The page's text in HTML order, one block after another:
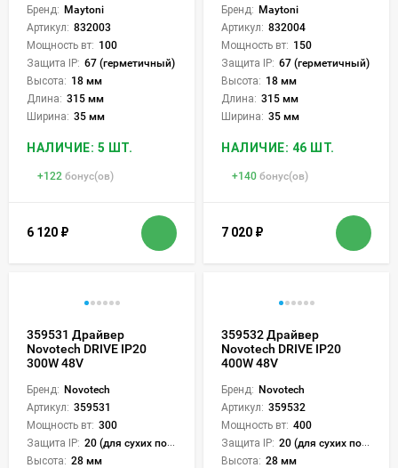
Бренд: Maytoni
Артикул: 832003
Мощность вт: 100
Защита IP: 67 (герметичный)
Высота: 18 мм
Длина: 315 мм
Ширина: 35 мм
НАЛИЧИЕ: 5 ШТ.
+122 бонус(ов)
6 120 ₽
Бренд: Maytoni
Артикул: 832004
Мощность вт: 150
Защита IP: 67 (герметичный)
Высота: 18 мм
Длина: 315 мм
Ширина: 35 мм
НАЛИЧИЕ: 46 ШТ.
+140 бонус(ов)
7 020 ₽
359531 Драйвер
Novotech DRIVE IP20
300W 48V
Бренд: Novotech
Артикул: 359531
Мощность вт: 300
Защита IP: 20 (для сухих пом.)
Высота: 28 мм
359532 Драйвер
Novotech DRIVE IP20
400W 48V
Бренд: Novotech
Артикул: 359532
Мощность вт: 400
Защита IP: 20 (для сухих пом.)
Высота: 28 мм